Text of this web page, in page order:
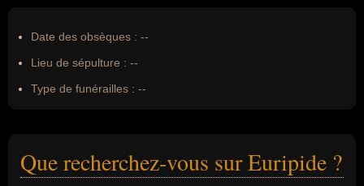
Date des obsèques : --
Lieu de sépulture : --
Type de funérailles : --
Que recherchez-vous sur Euripide ?